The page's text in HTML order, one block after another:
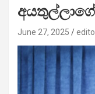
අයතුල්ලාගේ
June 27, 2025